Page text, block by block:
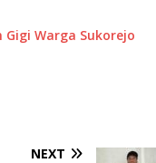
Warga Sukorejo
NEXT